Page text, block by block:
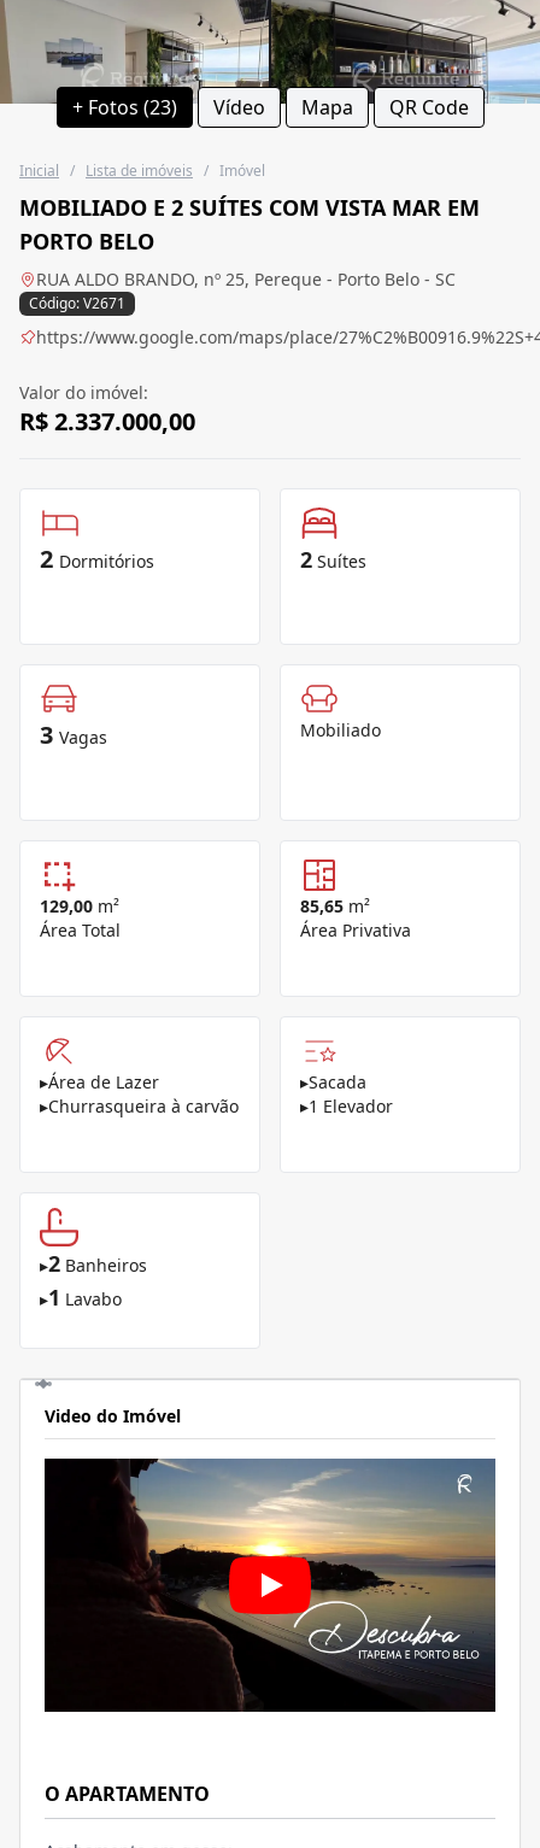
+ Fotos (23) Vídeo Mapa QR Code
Inicial / Lista de imóveis / Imóvel
MOBILIADO E 2 SUÍTES COM VISTA MAR EM
PORTO BELO
RUA ALDO BRANDO, nº 25, Pereque - Porto Belo - SC
Código: V2671
https://www.google.com/maps/place/
Valor do imóvel:
R$ 2.337.000,00
2 Dormitórios 2 Suítes
3 Vagas Mobiliado
129,00 m²
Área Total
85,65 m²
Área Privativa
▸Área de Lazer
▸Churrasqueira à carvão
▸Sacada
▸1 Elevador
▸2 Banheiros
▸1 Lavabo
Video do Imóvel
O APARTAMENTO